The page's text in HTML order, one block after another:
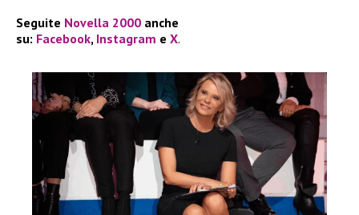
Seguite Novella 2000 anche
su: Facebook, Instagram e X.